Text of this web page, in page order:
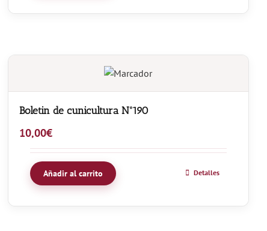
Boletin de cunicultura Nº190
10,00€
Añadir al carrito Detalles